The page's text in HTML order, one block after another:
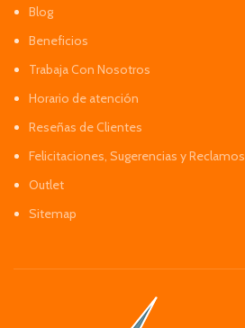
Blog
Beneficios
Trabaja Con Nosotros
Horario de atención
Reseñas de Clientes
Felicitaciones, Sugerencias y Reclamos
Outlet
Sitemap